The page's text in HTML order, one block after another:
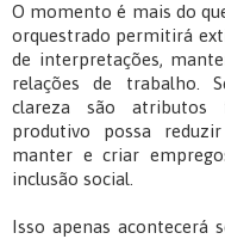
O momento é mais do
orquestrado permitirá
de interpretações,
relações de trabalho.
clareza são atributos
produtivo possa
manter e criar
inclusão social.
Isso apenas